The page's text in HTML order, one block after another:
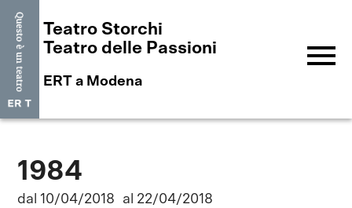
Teatro Storchi
Teatro delle Passioni
ERT a Modena
menu
1984
dal 10/04/2018 al 22/04/2018